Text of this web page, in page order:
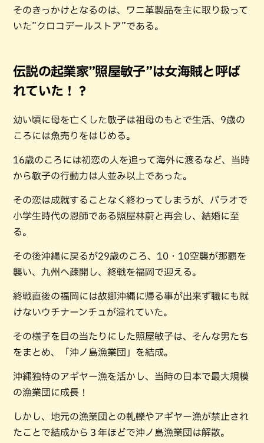
そのきっかけとなるのは、ワニ革製品を主に取り扱って
いた”クロコデールストア”である。
伝説の起業家”照屋敏子”は女海賊と呼ば
れていた！？
幼い頃に母を亡くした敏子は祖母のもとで生活、9歳の
ころには魚売りをはじめる。
16歳のころには初恋の人を追って海外に渡るなど、当時
から敏子の行動力は人並み以上であった。
その恋は成就することなく終わってしまうが、パラオで
小学生時代の恩師である照屋林蔚と再会し、結婚に至
る。
その後沖縄に戻るが29歳のころ、10・10空襲が那覇を
襲い、九州へ疎開し、終戦を福岡で迎える。
終戦直後の福岡には故郷沖縄に帰る事が出来ず職にも就
けないウチナーンチュが溢れていた。
その様子を目の当たりにした照屋敏子は、そんな男たち
をまとめ、「沖ノ島漁業団」を結成。
沖縄独特のアギヤー漁を活かし、当時の日本で最大規模
の漁業団に成長！
しかし、地元の漁業団との軋轢やアギヤー漁が禁止され
たことで結成から３年ほどで沖ノ島漁業団は解散。